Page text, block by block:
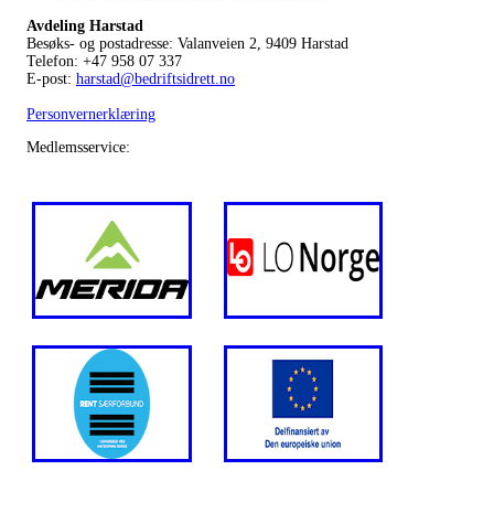
Avdeling Harstad
Besøks- og postadresse: Valanveien 2, 9409 Harstad
Telefon: +47 958 07 337
E-post: harstad@bedriftsidrett.no
Personvernerklæring
Medlemsservice: